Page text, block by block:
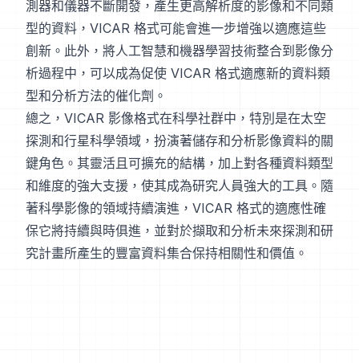
測器和儀器不斷開發，產生更高解析度的影像和不同類
型的資料，VICAR 格式可能會進一步增強以適應這些
創新。此外，將人工智慧和機器學習技術整合到影像分
析過程中，可以成為促使 VICAR 格式適應新的資料類
型和分析方法的催化劑。
總之，VICAR 影像格式在科學社群中，特別是在太空
探測和行星科學領域，扮演著儲存和分析影像資料的關
鍵角色。其靈活且可擴充的結構，加上對各種資料類型
和維度的強大支援，使其成為研究人員強大的工具。隨
著科學影像的領域持續演進，VICAR 格式的適應性確
保它將持續與時俱進，並對於擷取和分析未來探測和研
究計畫所產生的豐富資料集合保持相關性和價值。